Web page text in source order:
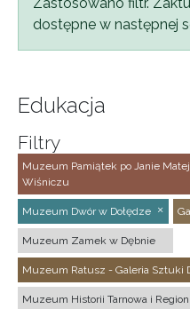
dostępne w następnej
Edukacja
Filtry
Muzeum Pamiątek po Janie
Wiśniczu
Muzeum Dwór w Dołędze
Muzeum Zamek w Dębnie
Muzeum Ratusz - Galeria Sztuki
Muzeum Historii Tarnowa i